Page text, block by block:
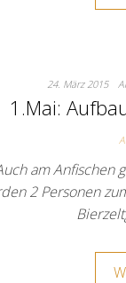
24. März 2015
1.Mai:
am Anfischen
2 Personen